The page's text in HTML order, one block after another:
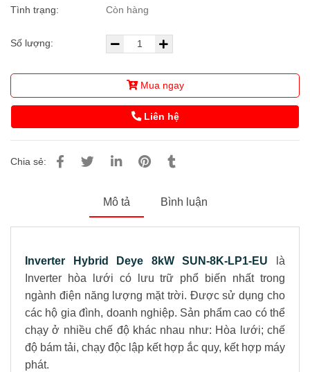
Tình trạng: Còn hàng
Số lượng:
Mua ngay
Liên hệ
Chia sẻ:
Mô tả Bình luận
Inverter Hybrid Deye 8kW SUN-8K-LP1-EU là
Inverter hòa lưới có lưu trữ phổ biến nhất trong
ngành điện năng lượng mặt trời. Được sử dụng cho
các hộ gia đình, doanh nghiệp. Sản phẩm cao có thể
chạy ở nhiều chế độ khác nhau như: Hòa lưới; chế
độ bám tải, chạy độc lập kết hợp ắc quy, kết hợp máy
phát.